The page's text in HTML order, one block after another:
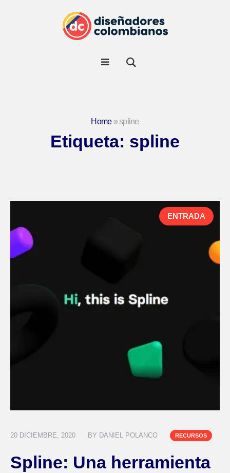
Home»spline
Etiqueta: spline
ENTRADA
20 DICIEMBRE, 2020 BY DANIEL POLANCO RECURSOS
Spline: Una herramienta